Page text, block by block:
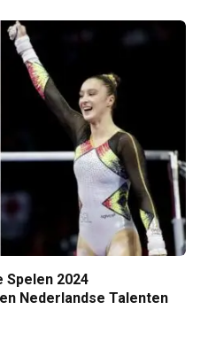
Spelen 2024
Nederlandse Talenten